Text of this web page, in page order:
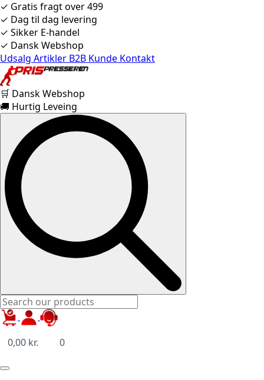
✓ Gratis fragt over 499
✓ Dag til dag levering
✓ Sikker E-handel
✓ Dansk Webshop
Udsalg Artikler B2B Kunde Kontakt
🛒 Dansk Webshop
🚚 Hurtig Leveing
Search
0,00 kr. 0